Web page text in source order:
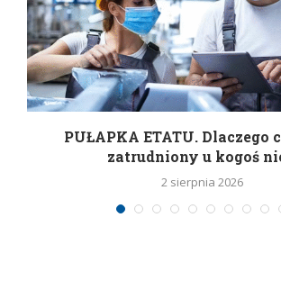
PUŁAPKA ETATU. Dlaczego
zatrudniony u kogoś
2 sierpnia 2026